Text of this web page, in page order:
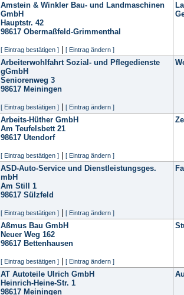
Amstein & Winkler Bau- und Landmaschinen
GmbH
Hauptstr. 42
98617 Obermaßfeld-Grimmenthal
[ Eintrag bestätigen ] [ Eintrag ändern ]
Arbeiterwohlfahrt Sozial- und Pflegedienste
gGmbH
Seniorenweg 3
98617 Meiningen
[ Eintrag bestätigen ] [ Eintrag ändern ]
Arbeits-Hüther GmbH
Am Teufelsbett 21
98617 Utendorf
[ Eintrag bestätigen ] [ Eintrag ändern ]
ASD-Auto-Service und Dienstleistungsges.
mbH
Am Still 1
98617 Sülzfeld
[ Eintrag bestätigen ] [ Eintrag ändern ]
Aßmus Bau GmbH
Neuer Weg 162
98617 Bettenhausen
[ Eintrag bestätigen ] [ Eintrag ändern ]
AT Autoteile Ulrich GmbH
Heinrich-Heine-Str. 1
98617 Meiningen